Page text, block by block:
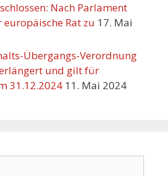
Nach Parlament
Rat zu 17. Mai
Übergangs-Verordnung
und gilt für
31.12.2024 11. Mai 2024